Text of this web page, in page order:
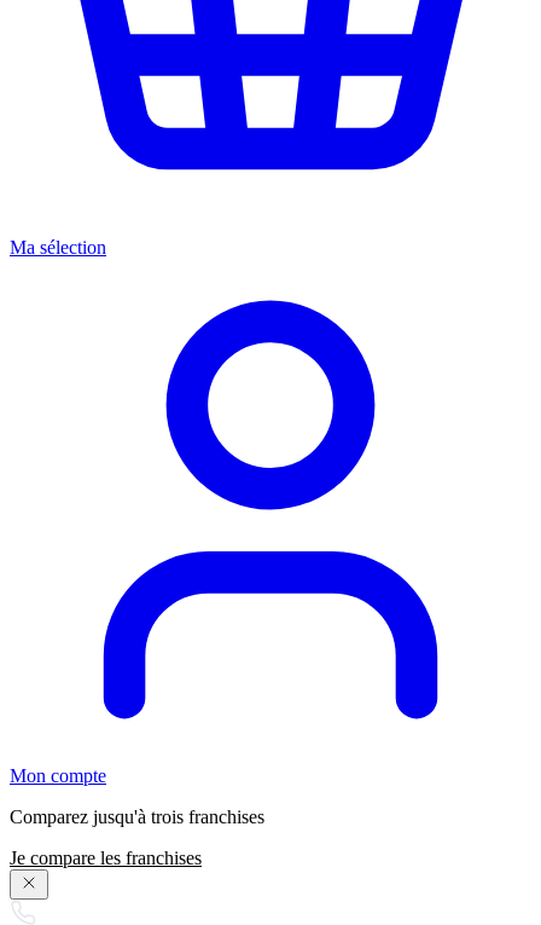
Ma sélection
Mon compte
Comparez jusqu'à trois franchises
Je compare les franchises